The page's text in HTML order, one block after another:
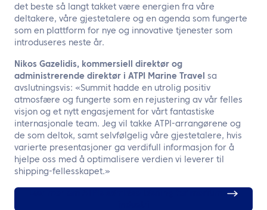
det beste så langt takket være energien fra våre
deltakere, våre gjestetalere og en agenda som fungerte
som en plattform for nye og innovative tjenester som
introduseres neste år.
Nikos Gazelidis, kommersiell direktør og
administrerende direktør i ATPI Marine Travel
sa
avslutningsvis: «Summit hadde en utrolig positiv
atmosfære og fungerte som en rejustering av vår felles
visjon og et nytt engasjement for vårt fantastiske
internasjonale team. Jeg vil takke ATPI-arrangørene og
de som deltok, samt selvfølgelig våre gjestetalere, hvis
varierte presentasjoner ga verdifull informasjon for å
hjelpe oss med å optimalisere verdien vi leverer til
shipping-fellesskapet.»